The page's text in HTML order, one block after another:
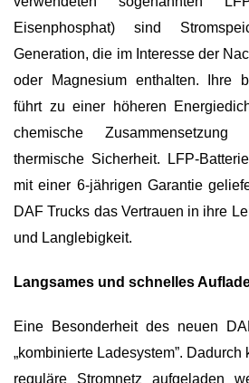
Eisenphosphat) sind
Generation, die im Interesse der
oder Magnesium enthalten. Ihre
führt zu einer höheren
chemische
thermische Sicherheit. LFP-
mit einer 6-jährigen Garantie
DAF Trucks das Vertrauen in ihre
und Langlebigkeit.
Langsames und schnelles
Eine Besonderheit des neuen
„kombinierte Ladesystem”.
reguläre Stromnetz aufgeladen